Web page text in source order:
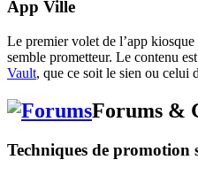
App Ville
Le premier volet de l’app kiosque
semble prometteur. Le contenu
Vault, que ce soit le sien ou celui
Forums &
Techniques de promotion